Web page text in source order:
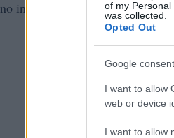
of my
was collected.
Opted Out
Google
I want to allow
web or device
I want to allow
in un periodo di instabilità